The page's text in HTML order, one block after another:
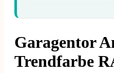
Garagentor
Trendfarbe